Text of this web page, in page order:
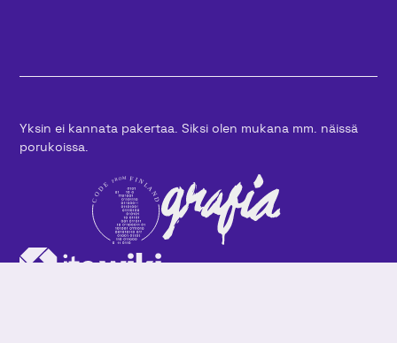
Yksin ei kannata pakertaa. Siksi olen mukana mm. näissä
porukoissa.